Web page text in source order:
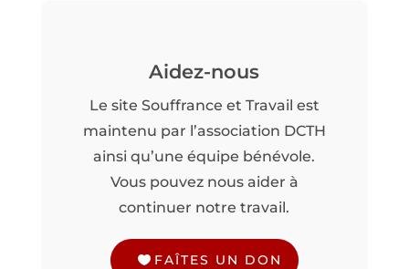
Aidez-nous
Le site Souffrance et Travail est
maintenu par l’association DCTH
ainsi qu’une équipe bénévole.
Vous pouvez nous aider à
continuer notre travail.
FAÎTES UN DON